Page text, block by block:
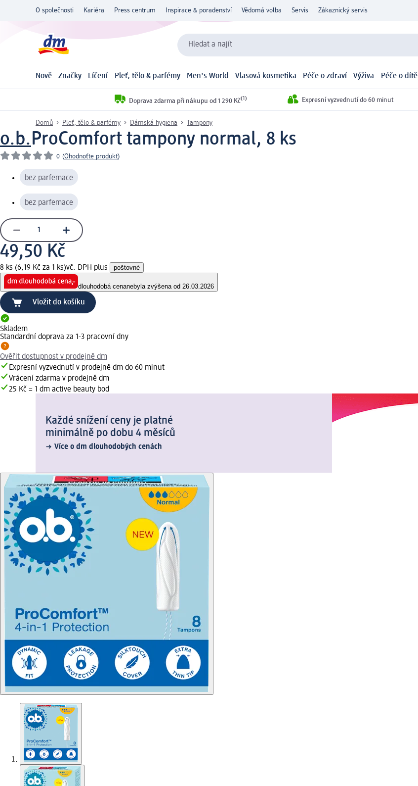
O společnosti Kariéra Press centrum Inspirace & poradenství Vědomá volba Servis Zákaznický servis
Hledat a najít
Nově Značky Líčení Pleť, tělo & parfémy Men's World Vlasová kosmetika Péče o zdraví Výživa Péče o dítě
Doprava zdarma při nákupu od 1 290 Kč(1) Expresní vyzvednutí do 60 minut
Domů Pleť, tělo & parfémy Dámská hygiena Tampony
o.b.ProComfort tampony normal, 8 ks
0 (Ohodnoťte produkt)
bez parfemace
bez parfemace
49,50 Kč
8 ks (6,19 Kč za 1 ks)vč. DPH plus poštovné
dlouhodobá cenanebyla zvýšena od 26.03.2026
Vložit do košíku
Skladem
Standardní doprava za 1-3 pracovní dny
Ověřit dostupnost v prodejně dm
Expresní vyzvednutí v prodejně dm do 60 minut
Vrácení zdarma v prodejně dm
25 Kč = 1 dm active beauty bod
Každé snížení ceny je platné
minimálně po dobu 4 měsíců
Více o dm dlouhodobých cenách